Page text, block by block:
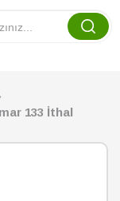
133 İthal